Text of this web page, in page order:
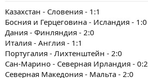
Казахстан - Словения - 1:1
Босния и Герцеговина - Исландия - 1:0
Дания - Финляндия - 2:0
Италия - Англия - 1:1
Португалия - Лихтенштейн - 2:0
Сан-Марино - Северная Ирландия - 0:2
Северная Македония - Мальта - 2:0